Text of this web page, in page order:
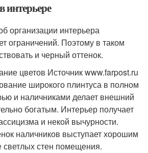
интерьере
организации интерьера
ограничений. Поэтому в таком
и черный оттенок.
цветов Источник www.farpost.ru
широкого плинтуса в полном
и наличниками делает внешний
богатым. Интерьер получает
и некой вычурности.
наличников выступает хорошим
светлых стен помещения.